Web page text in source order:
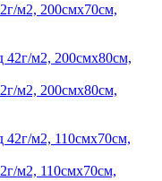
м2, 200смх70см,
м2, 200смх80см,
м2, 110смх70см,